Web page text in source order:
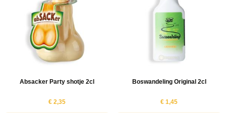
Absacker Party shotje 2cl
€ 2,35
Boswandeling Original 2cl
€ 1,45